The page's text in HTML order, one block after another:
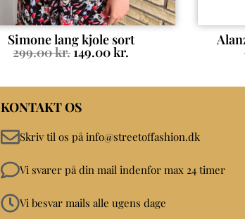
Simone lang kjole sort
299.00kr.149.00kr.
KONTAKT OS
Skriv til os på info@streetoffashion.dk
Vi svarer på din mail indenfor max 24 timer
Vi besvar mails alle ugens dage